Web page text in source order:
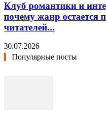
Клуб романтики и
почему жанр остается
читателей...
30.07.2026
Популярные посты